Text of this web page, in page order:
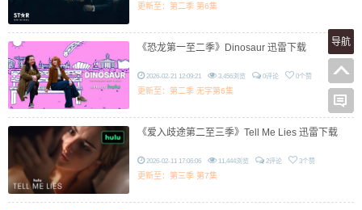
更新至：第二季 第6集
《恐龙第一至二季》Dinosaur 迅雷下载
2026-02-21 12:09:21 3,456浏览 0评论 0个赞
更新至：第二季 无字第6集
《爱入歧途第二至三季》Tell Me Lies 迅雷下载
2026-02-11 17:06:06 11,444浏览 2评论 3个赞
更新至：第三季 第7集
导航